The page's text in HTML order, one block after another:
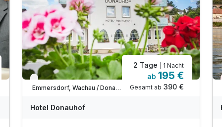
Nur noch bis Oktober
Emmersdorf, Wachau / Donauraum West
2 Tage | 1 Nacht
ab 195 €
Gesamt ab 390 €
Hotel Donauhof